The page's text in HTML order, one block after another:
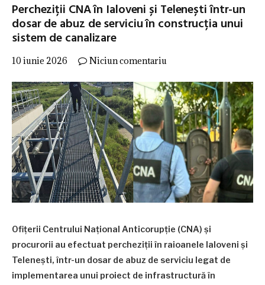
Percheziții CNA în Ialoveni și Telenești într-un
dosar de abuz de serviciu în construcția unui
sistem de canalizare
10 iunie 2026 Niciun comentariu
Ofițerii Centrului Național Anticorupție (CNA) și
procurorii au efectuat percheziții în raioanele Ialoveni și
Telenești, într-un dosar de abuz de serviciu legat de
implementarea unui proiect de infrastructură în